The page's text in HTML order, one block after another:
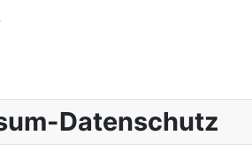
Comeback-Sieg der U19 des TSV
Datenschutz